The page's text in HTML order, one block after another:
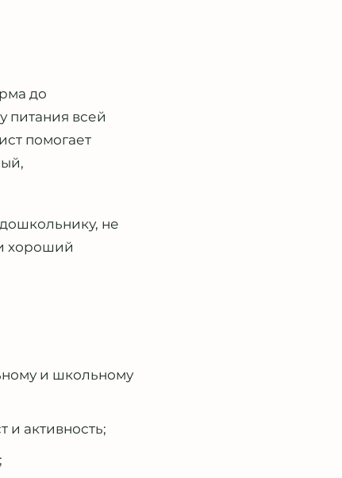
до
питания всей
помогает
не
хороший
и школьному
активность;